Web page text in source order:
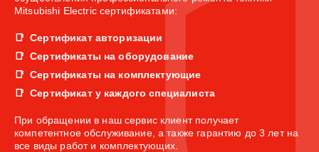
Mitsubishi Electric сертификатами:
Сертификат авторизации
Сертификаты на оборудование
Сертификаты на комплектующие
Сертификат у каждого специалиста
При обращении в наш сервис клиент получает
компетентное обслуживание, а также гарантию до 3 лет на
все виды работ и комплектующих.